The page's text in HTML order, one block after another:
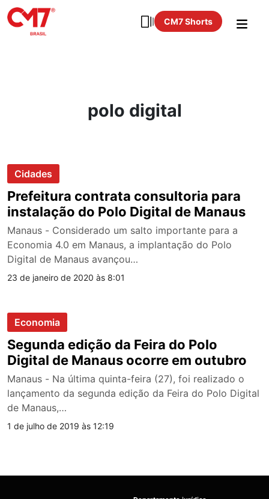
CM7 Shorts
polo digital
Cidades
Prefeitura contrata consultoria para
instalação do Polo Digital de Manaus
Manaus - Considerado um salto importante para a
Economia 4.0 em Manaus, a implantação do Polo
Digital de Manaus avançou…
23 de janeiro de 2020 às 8:01
Economia
Segunda edição da Feira do Polo
Digital de Manaus ocorre em outubro
Manaus - Na última quinta-feira (27), foi realizado o
lançamento da segunda edição da Feira do Polo Digital
de Manaus,…
1 de julho de 2019 às 12:19